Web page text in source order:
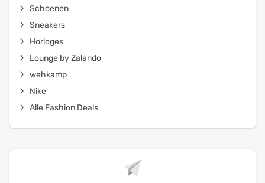
Schoenen
Sneakers
Horloges
Lounge by Zalando
wehkamp
Nike
Alle Fashion Deals